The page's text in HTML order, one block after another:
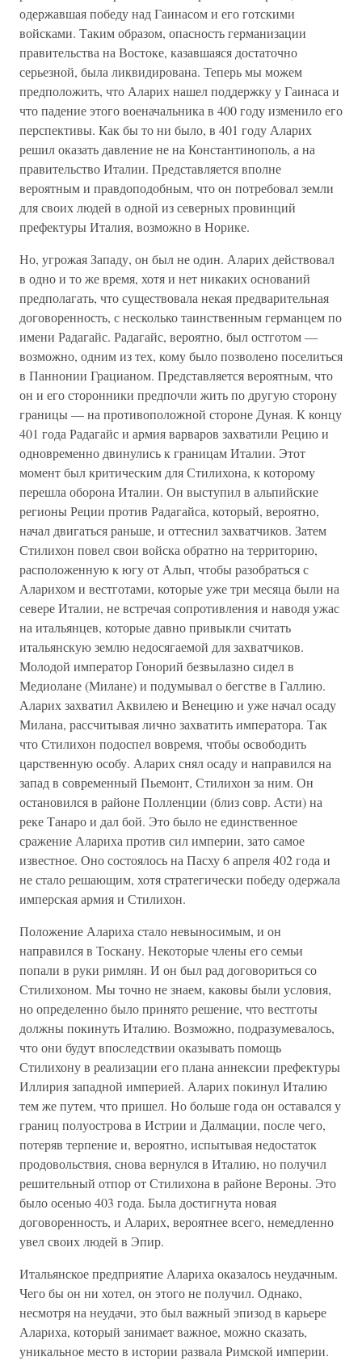
одержавшая победу над Гаинасом и его готскими
войсками. Таким образом, опасность германизации
правительства на Востоке, казавшаяся достаточно
серьезной, была ликвидирована. Теперь мы можем
предположить, что Аларих нашел поддержку у Гаинаса и
что падение этого военачальника в 400 году изменило его
перспективы. Как бы то ни было, в 401 году Аларих
решил оказать давление не на Константинополь, а на
правительство Италии. Представляется вполне
вероятным и правдоподобным, что он потребовал земли
для своих людей в одной из северных провинций
префектуры Италия, возможно в Норике.
Но, угрожая Западу, он был не один. Аларих действовал
в одно и то же время, хотя и нет никаких оснований
предполагать, что существовала некая предварительная
договоренность, с несколько таинственным германцем по
имени Радагайс. Радагайс, вероятно, был остготом —
возможно, одним из тех, кому было позволено поселиться
в Паннонии Грацианом. Представляется вероятным, что
он и его сторонники предпочли жить по другую сторону
границы — на противоположной стороне Дуная. К концу
401 года Радагайс и армия варваров захватили Рецию и
одновременно двинулись к границам Италии. Этот
момент был критическим для Стилихона, к которому
перешла оборона Италии. Он выступил в альпийские
регионы Реции против Радагайса, который, вероятно,
начал двигаться раньше, и оттеснил захватчиков. Затем
Стилихон повел свои войска обратно на территорию,
расположенную к югу от Альп, чтобы разобраться с
Аларихом и вестготами, которые уже три месяца были на
севере Италии, не встречая сопротивления и наводя ужас
на итальянцев, которые давно привыкли считать
итальянскую землю недосягаемой для захватчиков.
Молодой император Гонорий безвылазно сидел в
Медиолане (Милане) и подумывал о бегстве в Галлию.
Аларих захватил Аквилею и Венецию и уже начал осаду
Милана, рассчитывая лично захватить императора. Так
что Стилихон подоспел вовремя, чтобы освободить
царственную особу. Аларих снял осаду и направился на
запад в современный Пьемонт, Стилихон за ним. Он
остановился в районе Полленции (близ совр. Асти) на
реке Танаро и дал бой. Это было не единственное
сражение Алариха против сил империи, зато самое
известное. Оно состоялось на Пасху 6 апреля 402 года и
не стало решающим, хотя стратегически победу одержала
имперская армия и Стилихон.
Положение Алариха стало невыносимым, и он
направился в Тоскану. Некоторые члены его семьи
попали в руки римлян. И он был рад договориться со
Стилихоном. Мы точно не знаем, каковы были условия,
но определенно было принято решение, что вестготы
должны покинуть Италию. Возможно, подразумевалось,
что они будут впоследствии оказывать помощь
Стилихону в реализации его плана аннексии префектуры
Иллирия западной империей. Аларих покинул Италию
тем же путем, что пришел. Но больше года он оставался у
границ полуострова в Истрии и Далмации, после чего,
потеряв терпение и, вероятно, испытывая недостаток
продовольствия, снова вернулся в Италию, но получил
решительный отпор от Стилихона в районе Вероны. Это
было осенью 403 года. Была достигнута новая
договоренность, и Аларих, вероятнее всего, немедленно
увел своих людей в Эпир.
Итальянское предприятие Алариха оказалось неудачным.
Чего бы он ни хотел, он этого не получил. Однако,
несмотря на неудачи, это был важный эпизод в карьере
Алариха, который занимает важное, можно сказать,
уникальное место в истории развала Римской империи.